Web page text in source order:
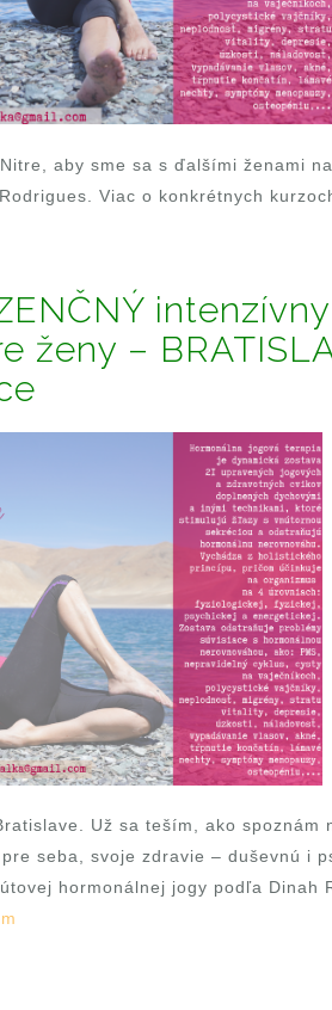
aby sme sa s ďalšími ženami
Viac o konkrétnych
ženy –
Už sa teším, ako spoznám
seba, svoje zdravie – duševnú i
hormonálnej jogy podľa Dinah